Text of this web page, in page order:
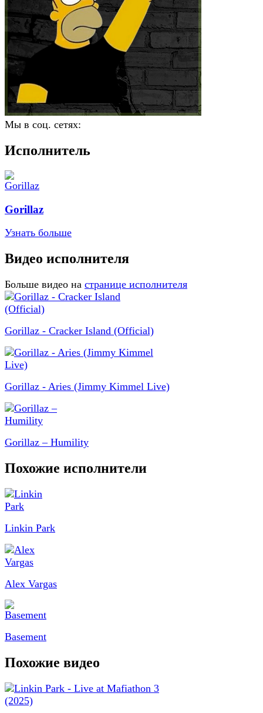
Мы в соц. сетях:
Исполнитель
Gorillaz
Узнать больше
Видео исполнителя
Больше видео на странице исполнителя
Gorillaz - Cracker Island (Official)
Gorillaz - Aries (Jimmy Kimmel Live)
Gorillaz – Humility
Похожие исполнители
Linkin Park
Alex Vargas
Basement
Похожие видео